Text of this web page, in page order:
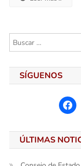
SÍGUENOS
ÚLTIMAS